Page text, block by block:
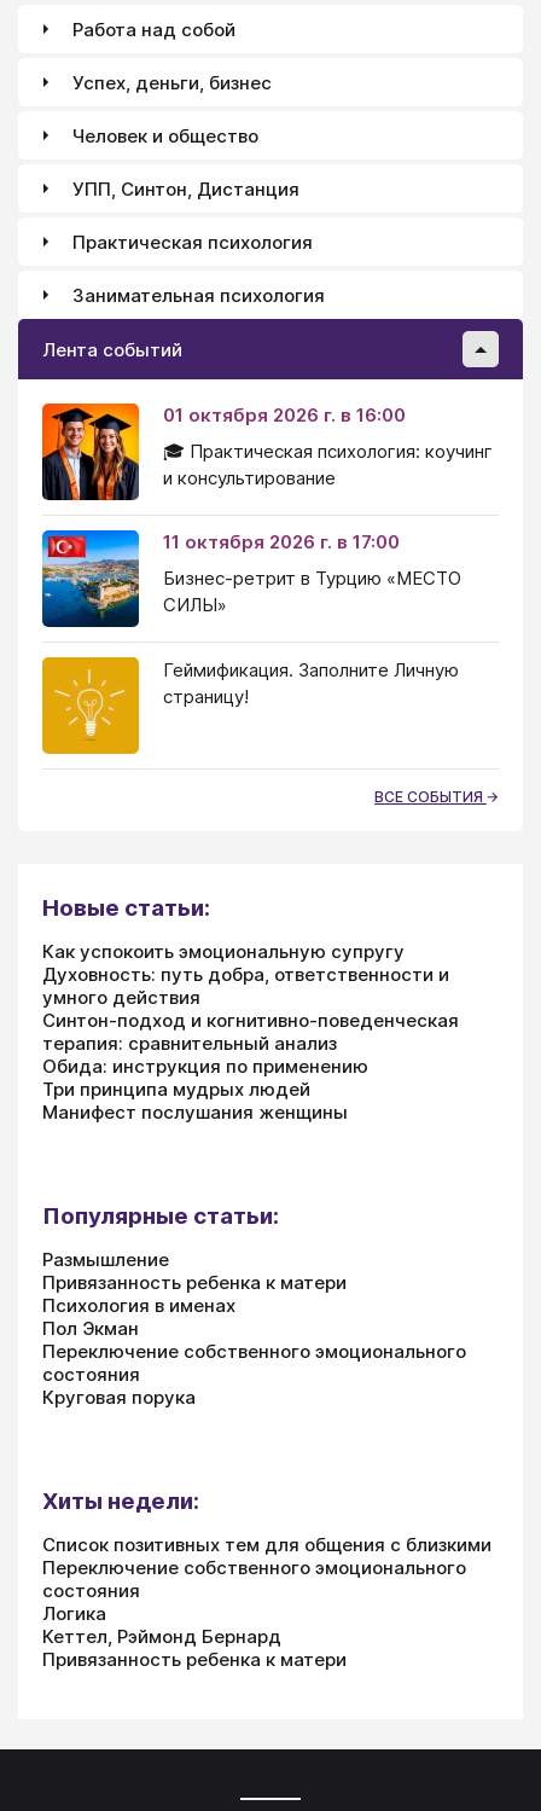
стороны.
Работа над собой
Успех, деньги, бизнес
Человек и общество
УПП, Синтон, Дистанция
Практическая психология
Занимательная психология
Лента событий
01 октября 2026 г. в 16:00
🎓 Практическая психология: коучинг
и консультирование
11 октября 2026 г. в 17:00
Бизнес-ретрит в Турцию «МЕСТО
СИЛЫ»
Геймификация. Заполните Личную
страницу!
ВСЕ СОБЫТИЯ
Новые статьи:
Как успокоить эмоциональную супругу
Духовность: путь добра, ответственности и
умного действия
Синтон-подход и когнитивно-поведенческая
терапия: сравнительный анализ
Обида: инструкция по применению
Три принципа мудрых людей
Манифест послушания женщины
Популярные статьи:
Размышление
Привязанность ребенка к матери
Психология в именах
Пол Экман
Переключение собственного эмоционального
состояния
Круговая порука
Хиты недели:
Список позитивных тем для общения с близкими
Переключение собственного эмоционального
состояния
Логика
Кеттел, Рэймонд Бернард
Привязанность ребенка к матери